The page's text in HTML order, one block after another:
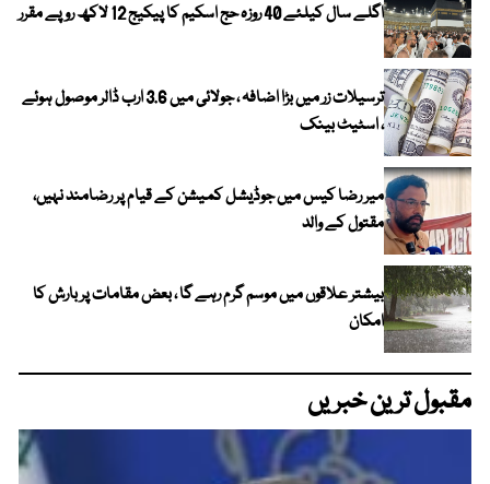
اگلے سال کیلئے 40 روزہ حج اسکیم کا پیکیج 12 لاکھ روپے مقرر
ترسیلات زر میں بڑا اضافہ ، جولائی میں 3.6 ارب ڈالر موصول ہوئے
، اسٹیٹ بینک
میر رضا کیس میں جوڈیشل کمیشن کے قیام پر رضامند نہیں،
مقتول کے والد
بیشتر علاقوں میں موسم گرم رہے گا ، بعض مقامات پر بارش کا
امکان
مقبول ترین خبریں